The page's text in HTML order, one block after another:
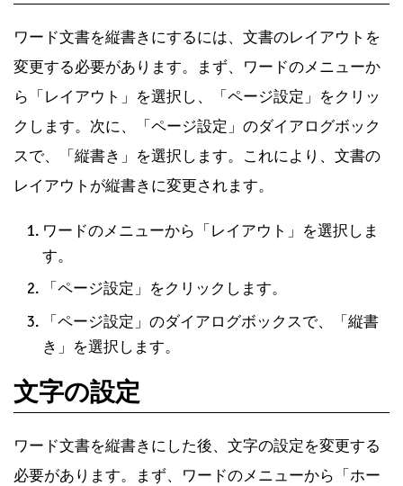
ワード文書を縦書きにするには、文書のレイアウトを
変更する必要があります。まず、ワードのメニューか
ら「レイアウト」を選択し、「ページ設定」をクリッ
クします。次に、「ページ設定」のダイアログボック
スで、「縦書き」を選択します。これにより、文書の
レイアウトが縦書きに変更されます。
ワードのメニューから「レイアウト」を選択しま
す。
「ページ設定」をクリックします。
「ページ設定」のダイアログボックスで、「縦書
き」を選択します。
文字の設定
ワード文書を縦書きにした後、文字の設定を変更する
必要があります。まず、ワードのメニューから「ホー